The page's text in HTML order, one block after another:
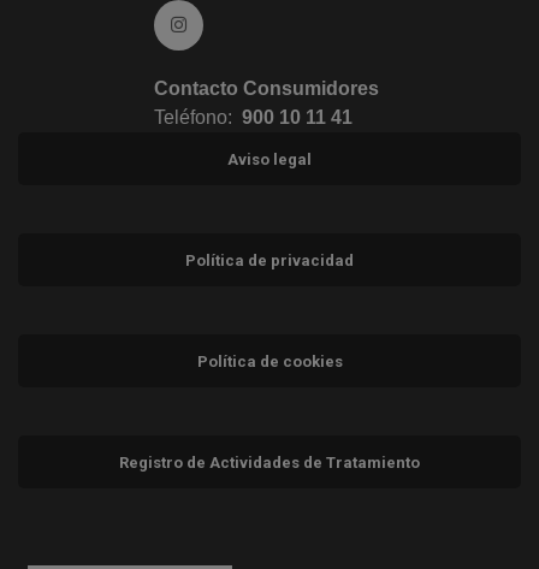
Ir a Instagram (abre en ventana nueva)
Contacto Consumidores
Teléfono: 900 10 11 41
Aviso legal
Política de privacidad
Política de cookies
Registro de Actividades de Tratamiento